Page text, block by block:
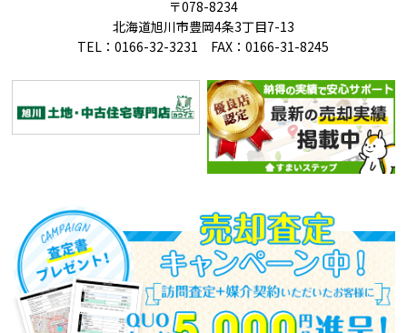
〒078-8234
北海道旭川市豊岡4条3丁目7-13
TEL：0166-32-3231 FAX：0166-31-8245